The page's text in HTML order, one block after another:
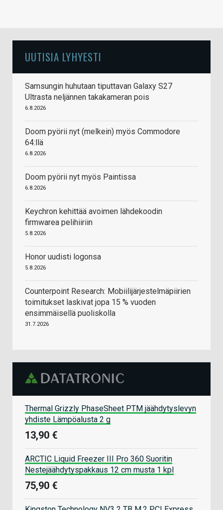
UUTISIA LYHYESTI
Samsungin huhutaan tiputtavan Galaxy S27
Ultrasta neljännen takakameran pois
6.8.2026
Doom pyörii nyt (melkein) myös Commodore
64:llä
6.8.2026
Doom pyörii nyt myös Paintissa
6.8.2026
Keychron kehittää avoimen lähdekoodin
firmwarea pelihiiriin
5.8.2026
Honor uudisti logonsa
5.8.2026
Counterpoint Research: Mobiilijärjestelmäpiirien
toimitukset laskivat jopa 15 % vuoden
ensimmäisellä puoliskolla
31.7.2026
Thermal Grizzly PhaseSheet PTM jäähdytyslevyn
yhdiste Lämpöalusta 2 g
13,90 €
ARCTIC Liquid Freezer III Pro 360 Suoritin
Nestejäähdytyspakkaus 12 cm musta 1 kpl
75,90 €